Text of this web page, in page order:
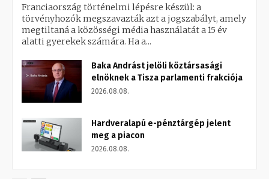
Franciaország történelmi lépésre készül: a
törvényhozók megszavazták azt a jogszabályt, amely
megtiltaná a közösségi média használatát a 15 év
alatti gyerekek számára. Ha a...
Baka Andrást jelöli köztársasági
elnöknek a Tisza parlamenti frakciója
2026.08.08.
Hardveralapú e-pénztárgép jelent
meg a piacon
2026.08.08.